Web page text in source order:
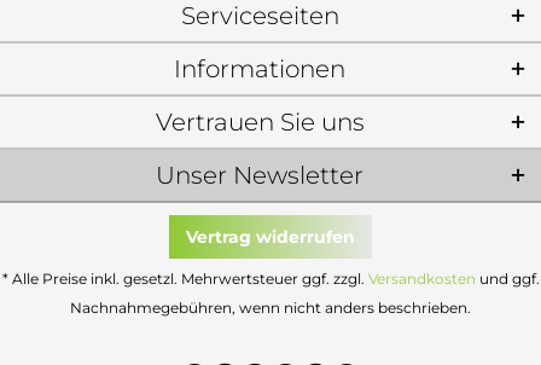
Serviceseiten
Informationen
Unser Newsletter
Vertrauen Sie uns
Vertrag widerrufen
* Alle Preise inkl. gesetzl. Mehrwertsteuer ggf. zzgl. Versandkosten und ggf.
Nachnahmegebühren, wenn nicht anders beschrieben.